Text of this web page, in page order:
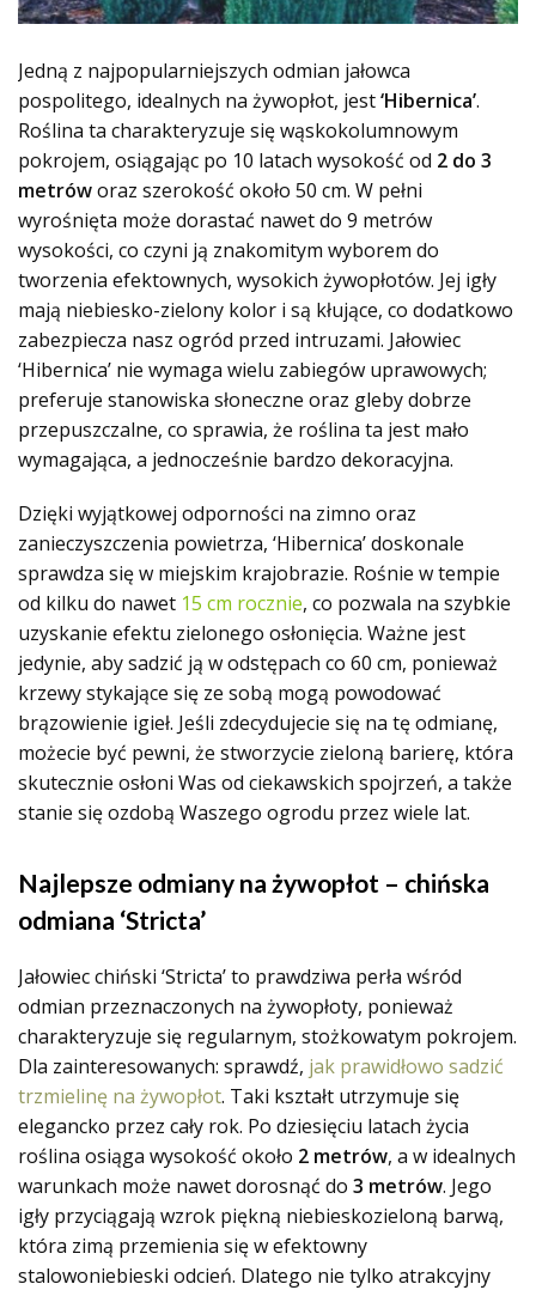
Jedną z najpopularniejszych odmian jałowca
pospolitego, idealnych na żywopłot, jest‘Hibernica’.
Roślina ta charakteryzuje się wąskokolumnowym
pokrojem, osiągając po 10 latach wysokość od 2 do 3
metróworaz szerokość około 50 cm. W pełni
wyrośnięta może dorastać nawet do 9 metrów
wysokości, co czyni ją znakomitym wyborem do
tworzenia efektownych, wysokich żywopłotów. Jej igły
mają niebiesko-zielony kolor i są kłujące, co dodatkowo
zabezpiecza nasz ogród przed intruzami. Jałowiec
‘Hibernica’ nie wymaga wielu zabiegów uprawowych;
preferuje stanowiska słoneczne oraz gleby dobrze
przepuszczalne, co sprawia, że roślina ta jest mało
wymagająca, a jednocześnie bardzo dekoracyjna.
Dzięki wyjątkowej odporności na zimno oraz
zanieczyszczenia powietrza, ‘Hibernica’ doskonale
sprawdza się w miejskim krajobrazie. Rośnie w tempie
od kilku do nawet 15 cm rocznie, co pozwala na szybkie
uzyskanie efektu zielonego osłonięcia. Ważne jest
jedynie, aby sadzić ją w odstępach co 60 cm, ponieważ
krzewy stykające się ze sobą mogą powodować
brązowienie igieł. Jeśli zdecydujecie się na tę odmianę,
możecie być pewni, że stworzycie zieloną barierę, która
skutecznie osłoni Was od ciekawskich spojrzeń, a także
stanie się ozdobą Waszego ogrodu przez wiele lat.
Najlepsze odmiany na żywopłot – chińska
odmiana ‘Stricta’
Jałowiec chiński ‘Stricta’ to prawdziwa perła wśród
odmian przeznaczonych na żywopłoty, ponieważ
charakteryzuje się regularnym, stożkowatym pokrojem.
Dla zainteresowanych: sprawdź, jak prawidłowo sadzić
trzmielinę na żywopłot. Taki kształt utrzymuje się
elegancko przez cały rok. Po dziesięciu latach życia
roślina osiąga wysokość około 2 metrów, a w idealnych
warunkach może nawet dorosnąć do 3 metrów. Jego
igły przyciągają wzrok piękną niebieskozieloną barwą,
która zimą przemienia się w efektowny
stalowoniebieski odcień. Dlatego nie tylko atrakcyjny